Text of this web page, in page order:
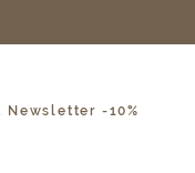
Newsletter -10%